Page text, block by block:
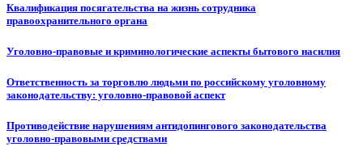
Квалификация посягательства на жизнь сотрудника
правоохранительного органа
Уголовно-правовые и криминологические аспекты бытового насилия
Ответственность за торговлю людьми по российскому уголовному
законодательству: уголовно-правовой аспект
Противодействие нарушениям антидопингового законодательства
уголовно-правовыми средствами